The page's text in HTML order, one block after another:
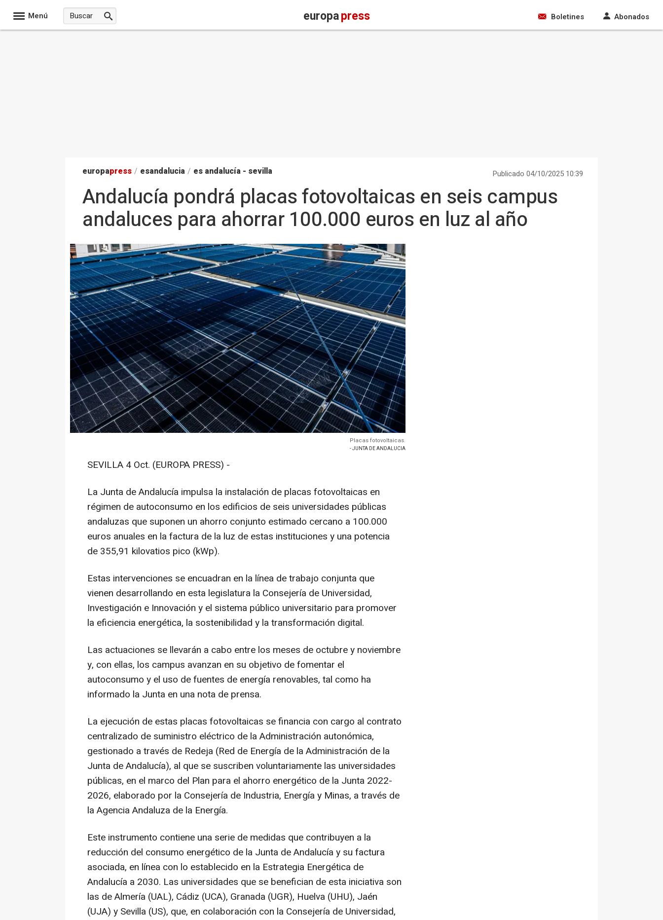
Menú europapress Boletines Abonados
europapress / esandalucia / es andalucía - sevilla Publicado 04/10/2025 10:39
Andalucía pondrá placas fotovoltaicas en seis campus
andaluces para ahorrar 100.000 euros en luz al año
Placas fotovoltaicas.
- JUNTA DE ANDALUCIA
SEVILLA 4 Oct. (EUROPA PRESS) -
La Junta de Andalucía impulsa la instalación de placas fotovoltaicas en
régimen de autoconsumo en los edificios de seis universidades públicas
andaluzas que suponen un ahorro conjunto estimado cercano a 100.000
euros anuales en la factura de la luz de estas instituciones y una potencia
de 355,91 kilovatios pico (kWp).
Estas intervenciones se encuadran en la línea de trabajo conjunta que
vienen desarrollando en esta legislatura la Consejería de Universidad,
Investigación e Innovación y el sistema público universitario para promover
la eficiencia energética, la sostenibilidad y la transformación digital.
Las actuaciones se llevarán a cabo entre los meses de octubre y noviembre
y, con ellas, los campus avanzan en su objetivo de fomentar el
autoconsumo y el uso de fuentes de energía renovables, tal como ha
informado la Junta en una nota de prensa.
La ejecución de estas placas fotovoltaicas se financia con cargo al contrato
centralizado de suministro eléctrico de la Administración autonómica,
gestionado a través de Redeja (Red de Energía de la Administración de la
Junta de Andalucía), al que se suscriben voluntariamente las universidades
públicas, en el marco del Plan para el ahorro energético de la Junta 2022-
2026, elaborado por la Consejería de Industria, Energía y Minas, a través de
la Agencia Andaluza de la Energía.
Este instrumento contiene una serie de medidas que contribuyen a la
reducción del consumo energético de la Junta de Andalucía y su factura
asociada, en línea con lo establecido en la Estrategia Energética de
Andalucía a 2030. Las universidades que se benefician de esta iniciativa son
las de Almería (UAL), Cádiz (UCA), Granada (UGR), Huelva (UHU), Jaén
(UJA) y Sevilla (US), que, en colaboración con la Consejería de Universidad,